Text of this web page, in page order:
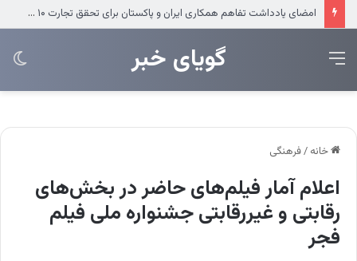
ضرب‌الاجل مدیرعامل سازمان منطقه آزاد انزلی برای تکمیل پروژه‌های عمرانی
‌‌‌گویای خبر منو
خانه /فرهنگی
اعلام آمار فیلم‌های حاضر در بخش‌های
رقابتی و غیررقابتی جشنواره‌ ملی فیلم
فجر